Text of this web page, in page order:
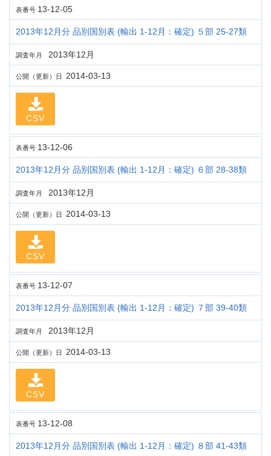
表番号 13-12-05
2013年12月分 品別国別表 (輸出 1-12月：確定) ５部 25-27類
調査年月 2013年12月
公開（更新）日 2014-03-13
CSV
表番号 13-12-06
2013年12月分 品別国別表 (輸出 1-12月：確定) ６部 28-38類
調査年月 2013年12月
公開（更新）日 2014-03-13
CSV
表番号 13-12-07
2013年12月分 品別国別表 (輸出 1-12月：確定) ７部 39-40類
調査年月 2013年12月
公開（更新）日 2014-03-13
CSV
表番号 13-12-08
2013年12月分 品別国別表 (輸出 1-12月：確定) ８部 41-43類